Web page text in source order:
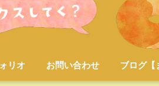
リオ お問い合わせ ブログ【